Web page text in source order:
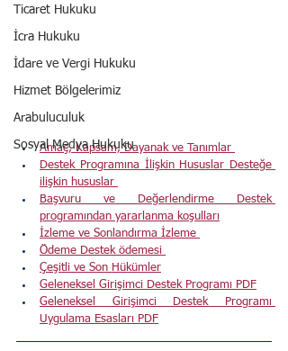
Ticaret Hukuku
İcra Hukuku
İdare ve Vergi Hukuku
Hizmet Bölgelerimiz
Arabuluculuk
Sosyal Medya Hukuku
Amaç, Kapsam, Dayanak ve Tanımlar
Destek Programına İlişkin Hususlar Desteğe
ilişkin hususlar
Başvuru ve Değerlendirme Destek
programından yararlanma koşulları
İzleme ve Sonlandırma İzleme
Ödeme Destek ödemesi
Çeşitli ve Son Hükümler
Geleneksel Girişimci Destek Programı PDF
Geleneksel Girişimci Destek Programı
Uygulama Esasları PDF